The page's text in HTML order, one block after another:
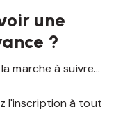
une
?
marche à suivre...
l'inscription à tout